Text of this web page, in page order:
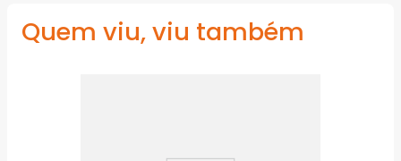
Quem viu, viu também